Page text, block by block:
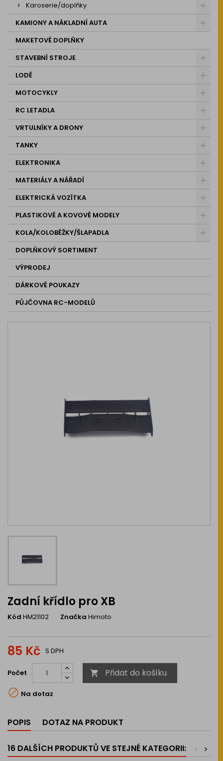
Karoserie/doplňky
KAMIONY A NÁKLADNÍ AUTA
MAKETOVÉ DOPLŇKY
STAVEBNÍ STROJE
LODĚ
MOTOCYKLY
RC LETADLA
VRTULNÍKY A DRONY
TANKY
ELEKTRONIKA
MATERIÁLY A NÁŘADÍ
ELEKTRICKÁ VOZÍTKA
PLASTIKOVÉ A KOVOVÉ MODELY
KOLA/KOLOBĚŽKY/ŠLAPADLA
DOPLŇKOVÝ SORTIMENT
VÝPRODEJ
DÁRKOVÉ POUKAZY
PŮJČOVNA RC-MODELŮ
Zadní křídlo pro XB
Kód HM21102 Značka Himoto
85 Kč S DPH
Počet  Přidat do košíku
 Na dotaz
POPIS DOTAZ NA PRODUKT
16 DALŠÍCH PRODUKTŮ VE STEJNÉ KATEGORII: >
<